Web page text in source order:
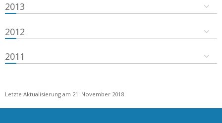
2013
2012
2011
Letzte Aktualisierung am 21. November 2018